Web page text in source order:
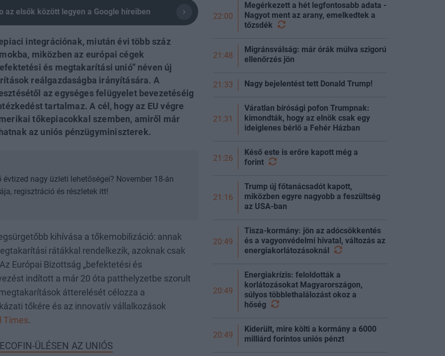
az elsők között legyen a Google híreiben
integrációnak, miután évi több száz
miközben az európai cégek
és megtakarítási unió” néven új
reálgazdaságba irányítására. A
az egységes felügyelet bevezetéséig
tartalmaz. A cél, hogy az EU végre
tőkepiacokkal szemben, amiről már
az uniós pénzügyminiszterek.
nagy üzleti lehetőségei? November 18-án
regisztráció és részletek itt!
kihívása a tőkemobilizáció: annak
rátákkal rendelkezik, azoknak csak
Európai Bizottság „befektetési és
indított a már 20 óta patthelyzetbe szorult
átterelését célozza a
tőkére és az innovatív vállalkozások
Times.
ÜLÉSEN AZ UNIÓS
22:00
Megérkezett a hét legfontosabb adata -
Nagyot ment az arany, emelkedtek a
tőzsdék
21:48
Migránsválság: már órák múlva szigorú
ellenőrzés jön
21:33 Nagy bejelentést tett Donald Trump!
21:31
Váratlan bírósági pofon Trumpnak:
kimondták, hogy az elnök csak egy
ideiglenes bérlő a Fehér Házban
21:26
Késő este is erőre kapott még a
forint
21:16
Trump új főtanácsadót kapott,
miközben egyre nagyobb a feszültség
az USA-ban
20:49
Tisza-kormány: jön az adócsökkentés
és a vagyonvédelmi hivatal, változás az
energiakorlátozásoknál
20:49
Energiakrízis: feloldották a
korlátozásokat Magyarországon,
súlyos többlethalálozást okoz a
hőség
20:49
Kiderült, mire költi a kormány a 6000
milliárd forintos uniós pénzt